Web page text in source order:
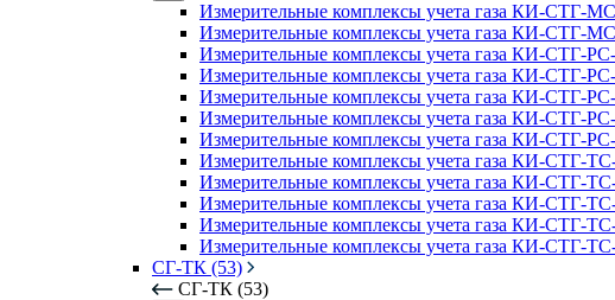
Измерительные комплексы учета газа КИ-СТГ-
Измерительные комплексы учета газа КИ-СТГ-
Измерительные комплексы учета газа КИ-СТГ-
Измерительные комплексы учета газа КИ-СТГ-
Измерительные комплексы учета газа КИ-СТГ-
Измерительные комплексы учета газа КИ-СТГ-
Измерительные комплексы учета газа КИ-СТГ-
Измерительные комплексы учета газа КИ-СТГ-
Измерительные комплексы учета газа КИ-СТГ-
Измерительные комплексы учета газа КИ-СТГ-
Измерительные комплексы учета газа КИ-СТГ-
Измерительные комплексы учета газа КИ-СТГ-
СГ-ТК (53)
СГ-ТК (53)